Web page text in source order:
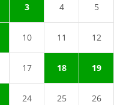
3 4 5
10 11 12
17 18 19
24 25 26